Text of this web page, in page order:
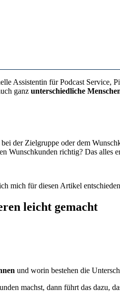
Assistentin für Podcast
ganz unterschiedliche
der Zielgruppe oder dem
Wunschkunden richtig? Das alles
mich für diesen Artikel
leicht gemacht
und worin bestehen die
machst, dann führt das dazu,